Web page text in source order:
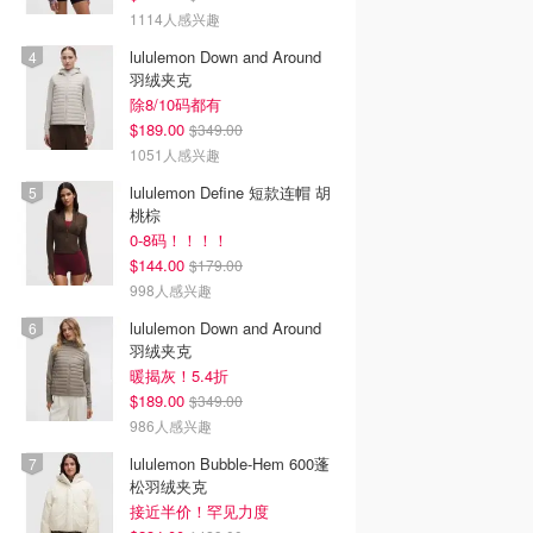
1114人感兴趣
lululemon Down and Around
羽绒夹克
除8/10码都有
$189.00 $349.00
1051人感兴趣
lululemon Define 短款连帽 胡
桃棕
0-8码！！！！
$144.00 $179.00
998人感兴趣
lululemon Down and Around
羽绒夹克
暖揭灰！5.4折
$189.00 $349.00
986人感兴趣
lululemon Bubble-Hem 600蓬
松羽绒夹克
接近半价！罕见力度